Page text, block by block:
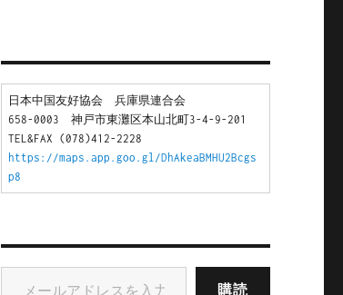
日本中国友好協会　兵庫県連合会
658-0003　神戸市東灘区本山北町3-4-9-201
TEL&FAX (078)412-2228
https://maps.app.goo.gl/DhAkeaBMHU2Bcgs
p8
メールアドレスを入力...
購読